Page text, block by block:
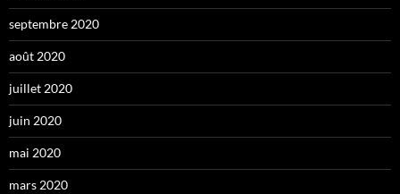
septembre 2020
août 2020
juillet 2020
juin 2020
mai 2020
mars 2020